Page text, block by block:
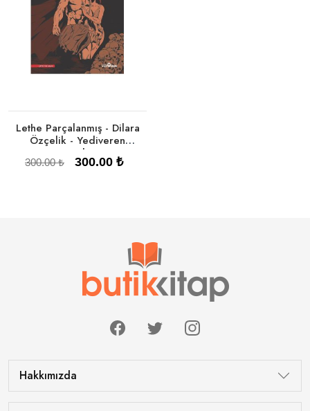
Sepete Ekle
Lethe Parçalanmış - Dilara
Özçelik - Yediveren
Yayınları
300.00 ₺ 300.00 ₺
Hakkımızda